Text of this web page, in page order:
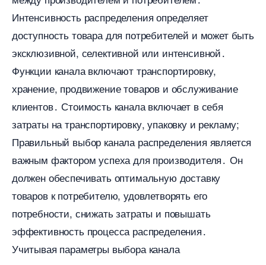
Интенсивность распределения определяет
доступность товара для потребителей и может быть
эксклюзивной, селективной или интенсивной․
Функции канала включают транспортировку,
хранение, продвижение товаров и обслуживание
клиентов․ Стоимость канала включает в себя
затраты на транспортировку, упаковку и рекламу;
Правильный выбор канала распределения является
ажным фактором успеха для производителя․ Он
должен обеспечивать оптимальную доставку
товаров к потребителю, удовлетворять его
потребности, снижать затраты и повышать
эффективность процесса распределения․
Учитывая параметры выбора канала